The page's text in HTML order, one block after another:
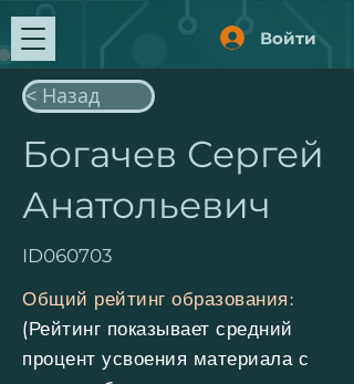
Войти
< Назад
Богачев Сергей
Анатольевич
ID060703
Общий рейтинг образования:
(Рейтинг показывает средний
процент усвоения материала с